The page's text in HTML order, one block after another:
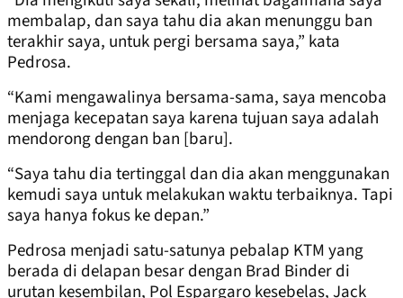
membalap, dan saya tahu dia akan menunggu ban
terakhir saya, untuk pergi bersama saya,” kata
Pedrosa.
“Kami mengawalinya bersama-sama, saya mencoba
menjaga kecepatan saya karena tujuan saya adalah
mendorong dengan ban [baru].
“Saya tahu dia tertinggal dan dia akan menggunakan
kemudi saya untuk melakukan waktu terbaiknya. Tapi
saya hanya fokus ke depan.”
Pedrosa menjadi satu-satunya pebalap KTM yang
berada di delapan besar dengan Brad Binder di
urutan kesembilan, Pol Espargaro kesebelas, Jack